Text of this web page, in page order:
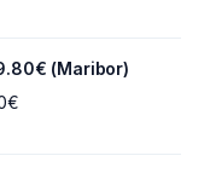
(Maribor)